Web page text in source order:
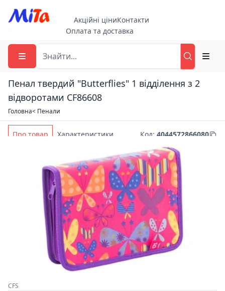
Акційні ціниКонтакти
Оплата та доставка
Пенал твердий "Butterflies" 1 відділення з 2
відворотами CF86608
Головна< Пенали
Про товар Характеристики Код: 4044572866080
CFS